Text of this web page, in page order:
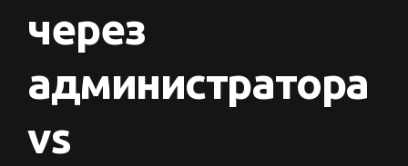
через
администратора
vs